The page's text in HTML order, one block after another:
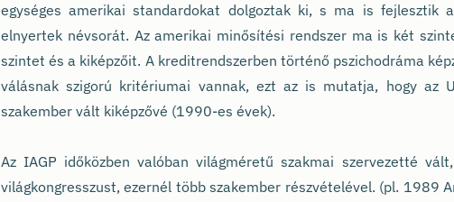
egységes amerikai standardokat dolgoztak ki, s ma is fejlesztik
elnyertek névsorát. Az amerikai minősítési rendszer ma is két
szintet és a kiképzőit. A kreditrendszerben történő pszichodráma
válásnak szigorú kritériumai vannak, ezt az is mutatja, hogy az
szakember vált kiképzővé (1990-es évek).
Az IAGP időközben valóban világméretű szakmai szervezetté
világkongresszust, ezernél több szakember részvételével. (pl. 1989